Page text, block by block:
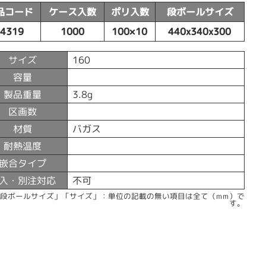
コード ケース入数 ポリ入数 段ボールサイズ
1000 100×10 440x340x300
サイズ 160
容量
製品重量 3.8g
区画数
材質 バガス
耐熱温度
合タイプ
・別注対応 不可
ボールサイズ」「サイズ」：単位の記載の無い項目は全て（mm）で
す。